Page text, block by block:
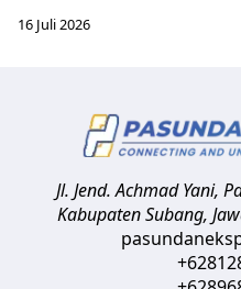
16 Juli 2026
Jl. Jend. Achmad Yani,
Kabupaten Subang,